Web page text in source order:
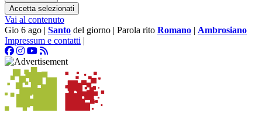
Accetta selezionati
Vai al contenuto
Gio 6 ago | Santo del giorno | Parola rito Romano | Ambrosiano
Impressum e contatti |